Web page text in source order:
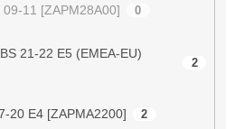
11 [ZAPM28A00] 0
21-22 E5 (EMEA-EU)
2
20 E4 [ZAPMA2200] 2